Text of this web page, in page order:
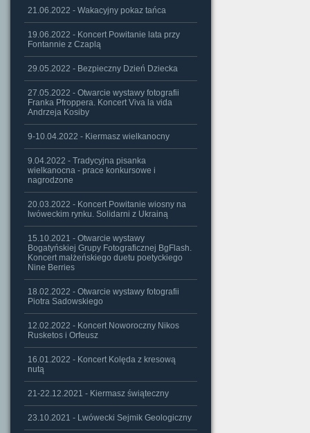
21.06.2022 - Wakacyjny pokaz tańca
19.06.2022 - Koncert Powitanie lata przy
Fontannie z Czaplą
29.05.2022 - Bezpieczny Dzień Dziecka
27.05.2022 - Otwarcie wystawy fotografii
Franka Pfroppera. Koncert Viva la vida
Andrzeja Kosiby
9-10.04.2022 - Kiermasz wielkanocny
9.04.2022 - Tradycyjna pisanka
wielkanocna - prace konkursowe i
nagrodzone
20.03.2022 - Koncert Powitanie wiosny na
lwóweckim rynku. Solidarni z Ukrainą
15.10.2021 - Otwarcie wystawy
Bogatyńskiej Grupy Fotograficznej BgFlash.
Koncert małżeńskiego duetu poetyckiego
Nine Berries
18.02.2022 - Otwarcie wystawy fotografii
Piotra Sadowskiego
12.02.2022 - Koncert Noworoczny Nikos
Rusketos i Orfeusz
16.01.2022 - Koncert Kolęda z kresową
nutą
21-22.12.2021 - Kiermasz świąteczny
23.10.2021 - Lwówecki Sejmik Geologiczny